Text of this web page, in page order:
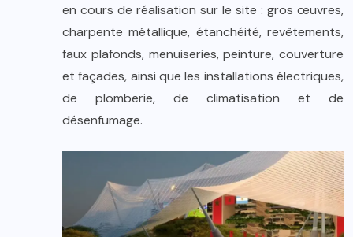
en cours de réalisation sur le site : gros œuvres,
charpente métallique, étanchéité, revêtements,
faux plafonds, menuiseries, peinture, couverture
et façades, ainsi que les installations électriques,
de plomberie, de climatisation et de
désenfumage.